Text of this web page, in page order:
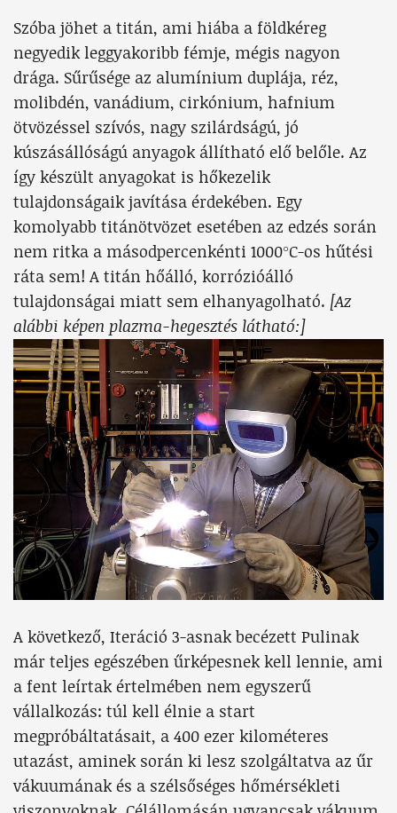
Szóba jöhet a titán, ami hiába a földkéreg
negyedik leggyakoribb fémje, mégis nagyon
drága. Sűrűsége az alumínium duplája, réz,
molibdén, vanádium, cirkónium, hafnium
ötvözéssel szívós, nagy szilárdságú, jó
kúszásállóságú anyagok állítható elő belőle. Az
így készült anyagokat is hőkezelik
tulajdonságaik javítása érdekében. Egy
komolyabb titánötvözet esetében az edzés során
nem ritka a másodpercenkénti 1000°C-os hűtési
ráta sem! A titán hőálló, korrózióálló
tulajdonságai miatt sem elhanyagolható. [Az
alábbi képen plazma-hegesztés látható:]
A következő, Iteráció 3-asnak becézett Pulinak
már teljes egészében űrképesnek kell lennie, ami
a fent leírtak értelmében nem egyszerű
vállalkozás: túl kell élnie a start
megpróbáltatásait, a 400 ezer kilométeres
utazást, aminek során ki lesz szolgáltatva az űr
vákuumának és a szélsőséges hőmérsékleti